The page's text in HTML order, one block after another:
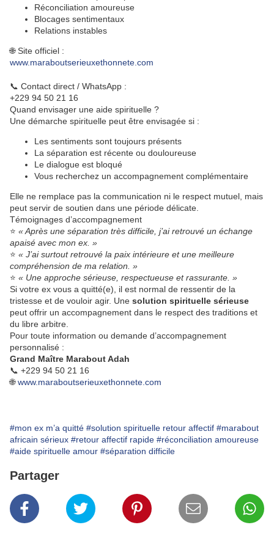
Réconciliation amoureuse
Blocages sentimentaux
Relations instables
🌐 Site officiel :
www.maraboutserieuxethonnete.com
📞 Contact direct / WhatsApp :
+229 94 50 21 16
Quand envisager une aide spirituelle ?
Une démarche spirituelle peut être envisagée si :
Les sentiments sont toujours présents
La séparation est récente ou douloureuse
Le dialogue est bloqué
Vous recherchez un accompagnement complémentaire
Elle ne remplace pas la communication ni le respect mutuel, mais
peut servir de soutien dans une période délicate.
Témoignages d’accompagnement
⭐ « Après une séparation très difficile, j’ai retrouvé un échange
apaisé avec mon ex. »
⭐ « J’ai surtout retrouvé la paix intérieure et une meilleure
compréhension de ma relation. »
⭐ « Une approche sérieuse, respectueuse et rassurante. »
Si votre ex vous a quitté(e), il est normal de ressentir de la
tristesse et de vouloir agir. Une solution spirituelle sérieuse
peut offrir un accompagnement dans le respect des traditions et
du libre arbitre.
Pour toute information ou demande d’accompagnement
personnalisé :
Grand Maître Marabout Adah
📞 +229 94 50 21 16
🌐www.maraboutserieuxethonnete.com
#mon ex m’a quitté #solution spirituelle retour affectif #marabout
africain sérieux #retour affectif rapide #réconciliation amoureuse
#aide spirituelle amour #séparation difficile
Partager